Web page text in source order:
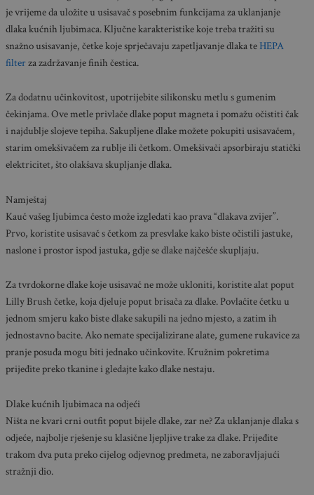
je vrijeme da uložite u usisavač s posebnim funkcijama za uklanjanje
dlaka kućnih ljubimaca. Ključne karakteristike koje treba tražiti su
snažno usisavanje, četke koje sprječavaju zapetljavanje dlaka teHEPA
filterza zadržavanje finih čestica.
Za dodatnu učinkovitost, upotrijebite silikonsku metlu s gumenim
čekinjama. Ove metle privlače dlake poput magneta i pomažu očistiti čak
i najdublje slojeve tepiha. Sakupljene dlake možete pokupiti usisavačem,
starim omekšivačem za rublje ili četkom. Omekšivači apsorbiraju statički
elektricitet, što olakšava skupljanje dlaka.
Namještaj
Kauč vašeg ljubimca često može izgledati kao prava “dlakava zvijer”.
Prvo, koristite usisavač s četkom za presvlake kako biste očistili jastuke,
naslone i prostor ispod jastuka, gdje se dlake najčešće skupljaju.
Za tvrdokorne dlake koje usisavač ne može ukloniti, koristite alat poput
Lilly Brush četke, koja djeluje poput brisača za dlake. Povlačite četku u
jednom smjeru kako biste dlake sakupili na jedno mjesto, a zatim ih
jednostavno bacite. Ako nemate specijalizirane alate, gumene rukavice za
pranje posuđa mogu biti jednako učinkovite. Kružnim pokretima
prijeđite preko tkanine i gledajte kako dlake nestaju.
Dlake kućnih ljubimaca na odjeći
Ništa ne kvari crni outfit poput bijele dlake, zar ne? Za uklanjanje dlaka s
odjeće, najbolje rješenje su klasične ljepljive trake za dlake. Prijeđite
trakom dva puta preko cijelog odjevnog predmeta, ne zaboravljajući
stražnji dio.